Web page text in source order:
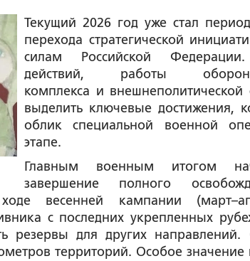
Текущий 2026 год уже стал
перехода стратегической
силам Российской
действий, работы
комплекса и внешнеполитической
выделить ключевые достижения,
облик специальной военной
этапе.
Главным военным итогом
завершение полного
весенней кампании
с последних укрепленных
резервы для других
территорий. Особое